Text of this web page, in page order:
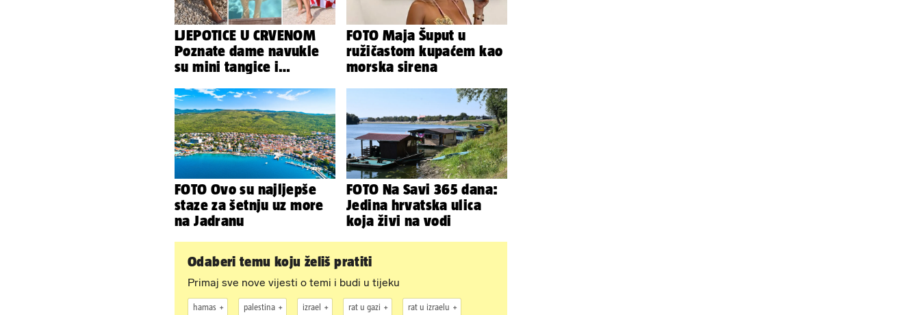
LJEPOTICE U CRVENOM
Poznate dame navukle
su mini tangice i
obline
FOTO Maja Šuput u
ružičastom kupaćem kao
morska sirena
FOTO Ovo su najljepše
staze za šetnju uz more
na Jadranu
FOTO Na Savi 365 dana:
Jedina hrvatska ulica
koja živi na vodi
Odaberi temu koju želiš pratiti
Primaj sve nove vijesti o temi i budi u tijeku
hamas palestina izrael rat u gazi rat u izraelu